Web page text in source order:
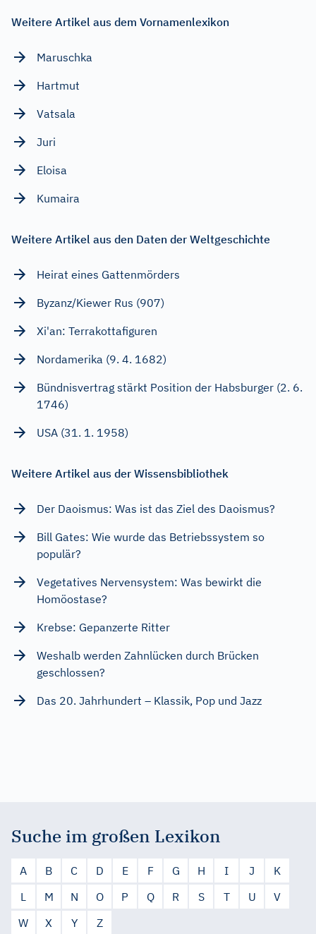
Weitere Artikel aus dem Vornamenlexikon
Maruschka
Hartmut
Vatsala
Juri
Eloisa
Kumaira
Weitere Artikel aus den Daten der Weltgeschichte
Heirat eines Gattenmörders
Byzanz/Kiewer Rus (907)
Xi'an: Terrakottafiguren
Nordamerika (9. 4. 1682)
Bündnisvertrag stärkt Position der Habsburger (2. 6.
1746)
USA (31. 1. 1958)
Weitere Artikel aus der Wissensbibliothek
Der Daoismus: Was ist das Ziel des Daoismus?
Bill Gates: Wie wurde das Betriebssystem so
populär?
Vegetatives Nervensystem: Was bewirkt die
Homöostase?
Krebse: Gepanzerte Ritter
Weshalb werden Zahnlücken durch Brücken
geschlossen?
Das 20. Jahrhundert – Klassik, Pop und Jazz
Suche im großen Lexikon
A B C D E F G H I J
K
L
M N O P Q R S T U
V
W
X Y Z